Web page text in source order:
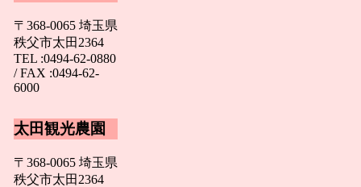
〒368-0065 埼玉県
秩父市太田2364
TEL :0494-62-0880
/ FAX :0494-62-
6000
太田観光農園
〒368-0065 埼玉県
秩父市太田2364